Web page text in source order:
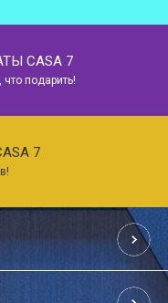
CASA 7
подарить!
7